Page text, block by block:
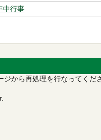
中行事
ジから再処理を行なってくだ